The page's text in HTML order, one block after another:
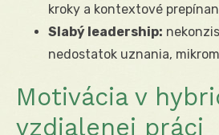
kroky a kontextové
Slabý leadership:
nedostatok uznania,
Motivácia v
vzdialenej práci